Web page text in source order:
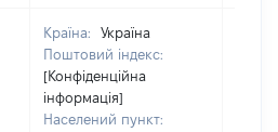
Країна:
Україна
Поштовий індекс:
[Конфіденційна
інформація]
Населений пункт: